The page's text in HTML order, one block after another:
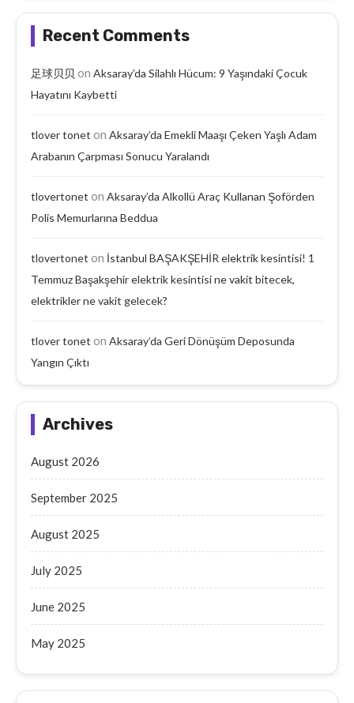
Recent Comments
足球贝贝 on Aksaray’da Silahlı Hücum: 9 Yaşındaki Çocuk
Hayatını Kaybetti
tlover tonet on Aksaray’da Emekli Maaşı Çeken Yaşlı Adam
Arabanın Çarpması Sonucu Yaralandı
tlovertonet on Aksaray’da Alkollü Araç Kullanan Şoförden
Polis Memurlarına Beddua
tlovertonet on İstanbul BAŞAKŞEHİR elektrik kesintisi! 1
Temmuz Başakşehir elektrik kesintisi ne vakit bitecek,
elektrikler ne vakit gelecek?
tlover tonet on Aksaray’da Geri Dönüşüm Deposunda
Yangın Çıktı
Archives
August 2026
September 2025
August 2025
July 2025
June 2025
May 2025